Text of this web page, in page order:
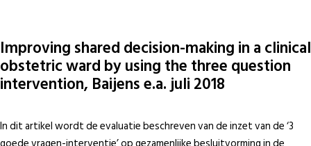
Improving shared decision-making in a clinical
obstetric ward by using the three question
intervention, Baijens e.a. juli 2018
In dit artikel wordt de evaluatie beschreven van de inzet van de ‘3